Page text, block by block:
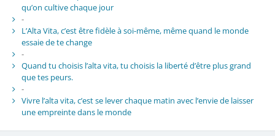
qu’on cultive chaque jour
-
L’Alta Vita, c’est être fidèle à soi-même, même quand le monde
essaie de te change
-
Quand tu choisis l’alta vita, tu choisis la liberté d’être plus grand
que tes peurs.
-
Vivre l’alta vita, c’est se lever chaque matin avec l’envie de laisser
une empreinte dans le monde